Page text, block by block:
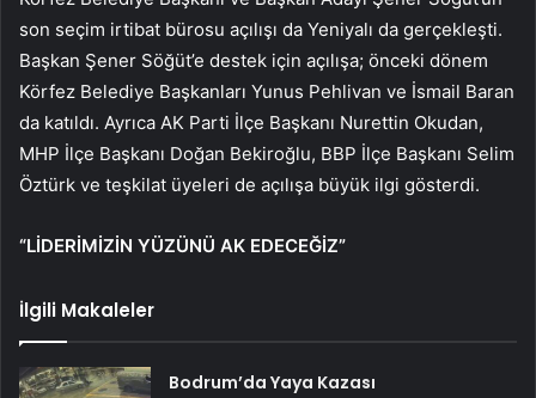
son seçim irtibat bürosu açılışı da Yeniyalı da gerçekleşti.
Başkan Şener Söğüt’e destek için açılışa; önceki dönem
Körfez Belediye Başkanları Yunus Pehlivan ve İsmail Baran
da katıldı. Ayrıca AK Parti İlçe Başkanı Nurettin Okudan,
MHP İlçe Başkanı Doğan Bekiroğlu, BBP İlçe Başkanı Selim
Öztürk ve teşkilat üyeleri de açılışa büyük ilgi gösterdi.
“LİDERİMİZİN YÜZÜNÜ AK EDECEĞİZ”
İlgili Makaleler
Bodrum’da Yaya Kazası